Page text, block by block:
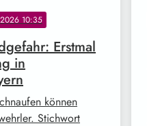
10:35
Erstmal
in
können
Stichwort